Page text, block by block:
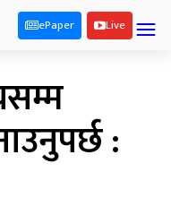
ePaper Live
: